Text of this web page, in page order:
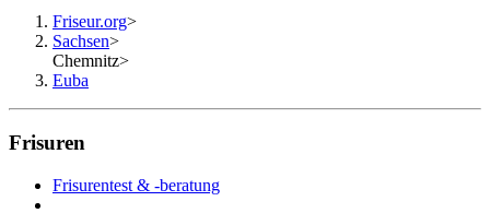
Friseur.org>
Sachsen>
Chemnitz>
Euba
Frisuren
Frisurentest & -beratung